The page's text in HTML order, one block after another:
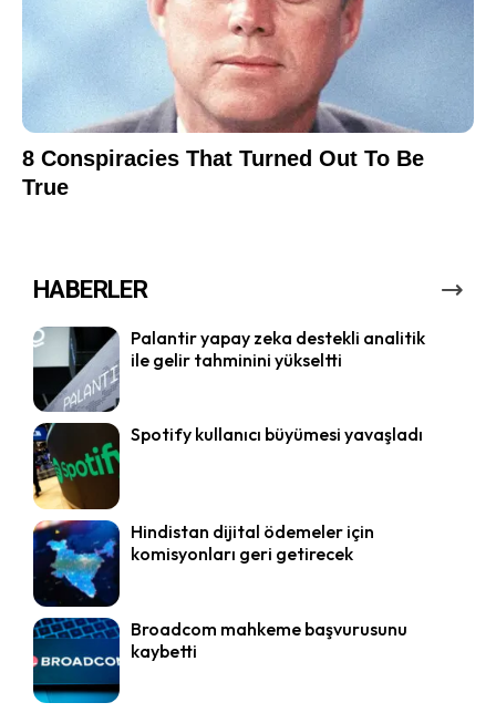
HABERLER
Palantir yapay zeka destekli analitik
ile gelir tahminini yükseltti
Spotify kullanıcı büyümesi yavaşladı
Hindistan dijital ödemeler için
komisyonları geri getirecek
Broadcom mahkeme başvurusunu
kaybetti